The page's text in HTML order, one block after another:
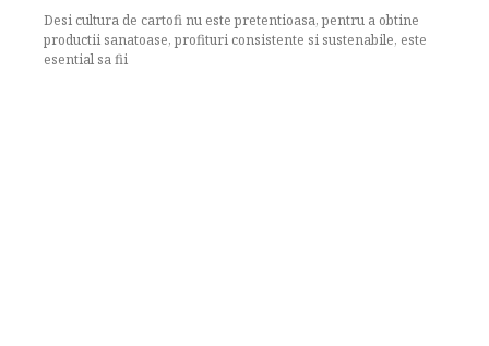
Desi cultura de cartofi nu este pretentioasa, pentru a obtine
productii sanatoase, profituri consistente si sustenabile, este
esential sa fii